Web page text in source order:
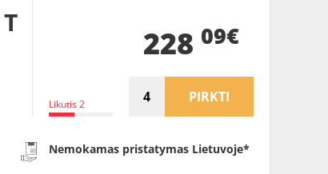
Likutis 2
228 09€
PIRKTI
Nemokamas pristatymas Lietuvoje*